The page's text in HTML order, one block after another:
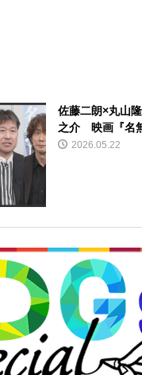
佐藤二朗×丸山
之介 映画『名
2026.05.22